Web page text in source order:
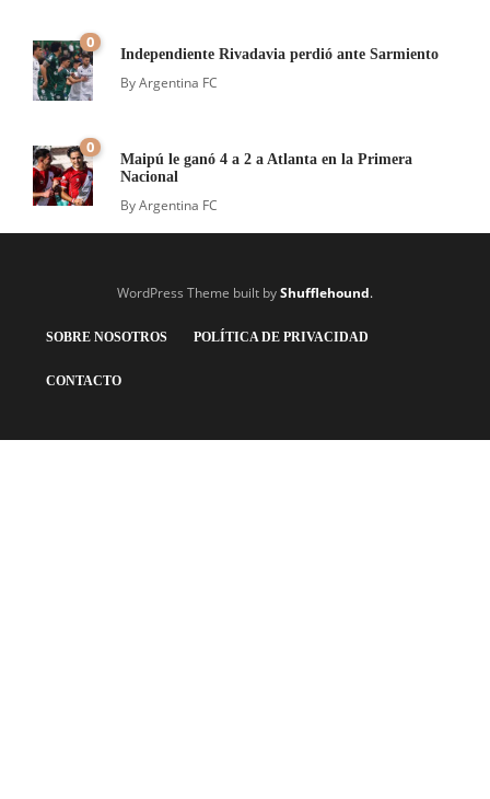
0
Independiente Rivadavia perdió ante Sarmiento
ByArgentina FC
0
Maipú le ganó 4 a 2 a Atlanta en la Primera
Nacional
ByArgentina FC
WordPress Theme built byShufflehound.
SOBRE NOSOTROS POLÍTICA DE PRIVACIDAD
CONTACTO